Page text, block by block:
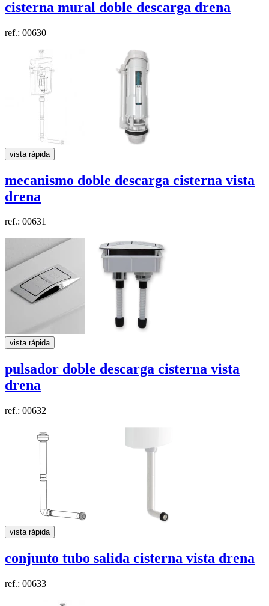
cisterna mural doble descarga drena
ref.: 00630
vista rápida
mecanismo doble descarga cisterna vista
drena
ref.: 00631
vista rápida
pulsador doble descarga cisterna vista
drena
ref.: 00632
vista rápida
conjunto tubo salida cisterna vista drena
ref.: 00633